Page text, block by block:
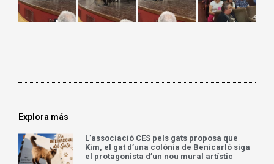
Explora más
L’associació CES pels gats proposa que
Kim, el gat d’una colònia de Benicarló siga
el protagonista d’un nou mural artístic